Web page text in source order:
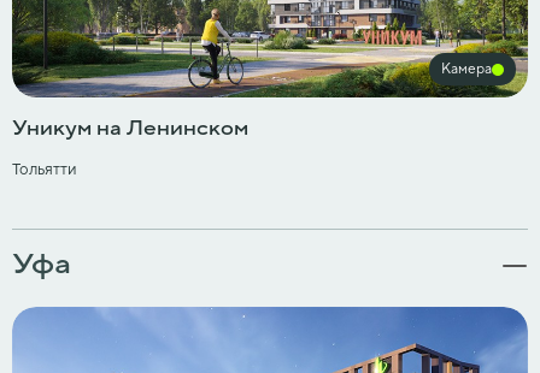
Камера
Уникум на Ленинском
Тольятти
Уфа